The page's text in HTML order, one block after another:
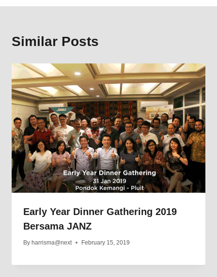
Similar Posts
Early Year Dinner Gathering 2019
Bersama JANZ
By harrisma@next February 15, 2019